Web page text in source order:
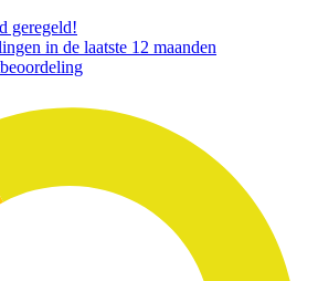
geregeld!
in de laatste 12 maanden